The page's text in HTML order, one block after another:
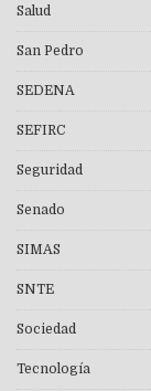
Salud
San Pedro
SEDENA
SEFIRC
Seguridad
Senado
SIMAS
SNTE
Sociedad
Tecnología